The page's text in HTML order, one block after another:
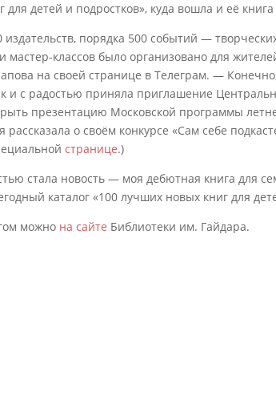
детей и подростков», куда вошла и её
издательств, порядка 500 событий —
мастер-классов было организовано для
на своей странице в Телеграм. —
и с радостью приняла приглашение
презентацию Московской программы
рассказала о своём конкурсе «Сам себе
странице.)
стала новость — моя дебютная книга для
каталог «100 лучших новых книг для
можно на сайте Библиотеки им. Гайдара.